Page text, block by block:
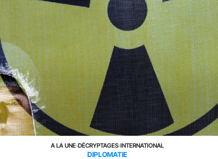
A LA UNE›DÉCRYPTAGES›INTERNATIONAL
DIPLOMATIE